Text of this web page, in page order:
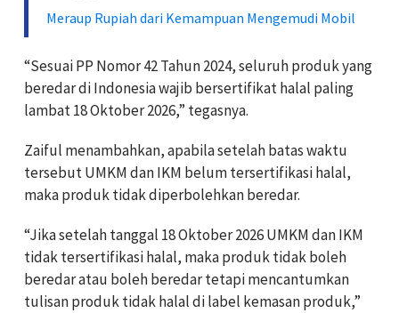
Meraup Rupiah dari Kemampuan Mengemudi Mobil
“Sesuai PP Nomor 42 Tahun 2024, seluruh produk yang
beredar di Indonesia wajib bersertifikat halal paling
lambat 18 Oktober 2026,” tegasnya.
Zaiful menambahkan, apabila setelah batas waktu
tersebut UMKM dan IKM belum tersertifikasi halal,
maka produk tidak diperbolehkan beredar.
“Jika setelah tanggal 18 Oktober 2026 UMKM dan IKM
tidak tersertifikasi halal, maka produk tidak boleh
beredar atau boleh beredar tetapi mencantumkan
tulisan produk tidak halal di label kemasan produk,”